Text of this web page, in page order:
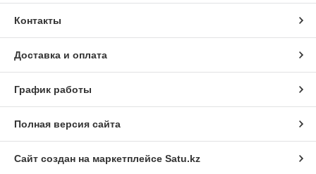
Контакты
Доставка и оплата
График работы
Полная версия сайта
Сайт создан на маркетплейсе Satu.kz